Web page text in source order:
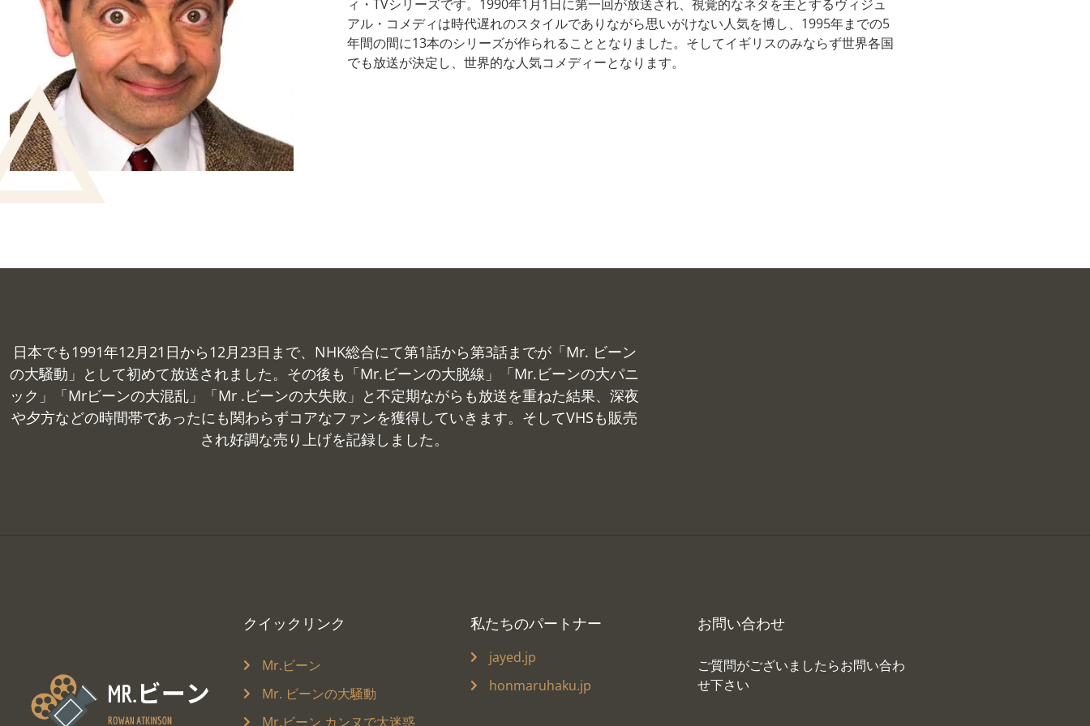
ィ・TVシリーズです。1990年1月1日に第一回が放送され、視覚的なネタを主とするヴィジュ
アル・コメディは時代遅れのスタイルでありながら思いがけない人気を博し、1995年までの5
年間の間に13本のシリーズが作られることとなりました。そしてイギリスのみならず世界各国
でも放送が決定し、世界的な人気コメディーとなります。
日本でも1991年12月21日から12月23日まで、NHK総合にて第1話から第3話までが「Mr. ビーン
の大騒動」として初めて放送されました。その後も「Mr.ビーンの大脱線」「Mr.ビーンの大パニ
ック」「Mrビーンの大混乱」「Mr .ビーンの大失敗」と不定期ながらも放送を重ねた結果、深夜
や夕方などの時間帯であったにも関わらずコアなファンを獲得していきます。そしてVHSも販売
され好調な売り上げを記録しました。
クイックリンク
Mr.ビーン
Mr. ビーンの大騒動
Mr.ビーン カンヌで大迷惑
私たちのパートナー
jayed.jp
honmaruhaku.jp
お問い合わせ
ご質問がございましたらお問い合わ
せ下さい